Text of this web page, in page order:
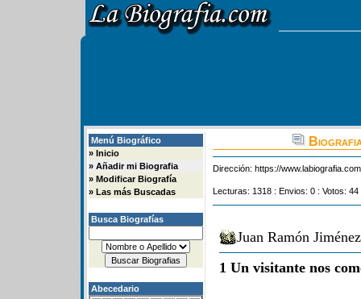
Menú Biográfico
» Inicio
» Añadir mi Biografia
» Modificar Biografía
» Las más Buscadas
Busca Biografías
Abecedario
Dirección: https://
Lecturas: 1318 : Envios: 0 : Votos:
Juan Ramón
1 Un visitante nos